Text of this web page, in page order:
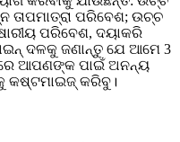
ତାପମାତ୍ରା ପରିବେଶ; ଉଚ୍ଚ
ପରିବେଶ, ଦୟାକରି
ଦଳକୁ ଜଣାନ୍ତୁ ଯେ ଆମେ 3
ଆପଣଙ୍କ ପାଇଁ ଅନନ୍ୟ
କଷ୍ଟମାଇଜ୍ କରିବୁ।